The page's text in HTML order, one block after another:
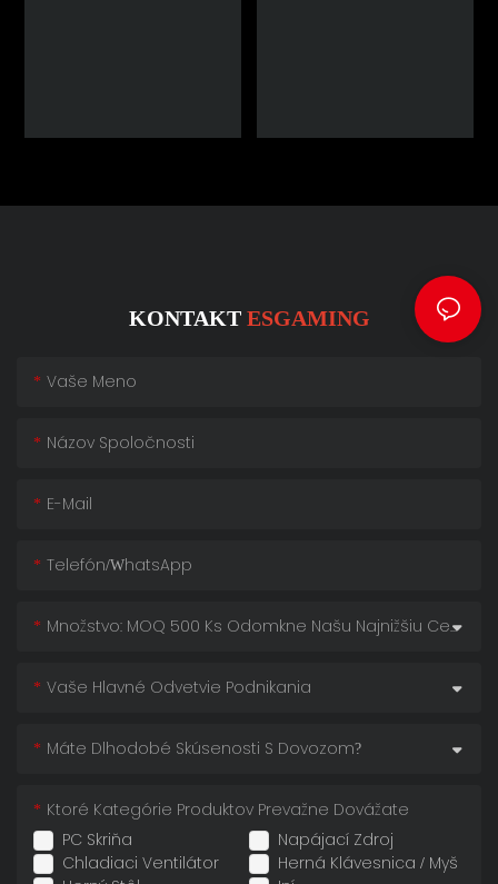
KONTAKT ESGAMING
Vaše Meno
Názov Spoločnosti
E-Mail
Telefón/whatsApp
Množstvo: MOQ 500 Ks Odomkne Našu Najnižšiu Cenu!
Vaše Hlavné Odvetvie Podnikania
Máte Dlhodobé Skúsenosti S Dovozom?
PC Skriňa
Napájací Zdroj
Chladiaci Ventilátor
Herná Klávesnica / Myš
Ktoré Kategórie Produktov Prevažne Dovážate